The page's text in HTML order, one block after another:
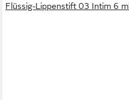
Flüssig-Lippenstift 03 Intim 6 ml